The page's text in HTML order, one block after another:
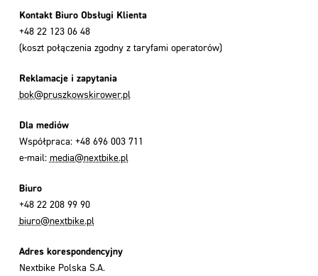
Kontakt Biuro Obsługi Klienta
+48 22 123 06 48
(koszt połączenia zgodny z taryfami operatorów)
Reklamacje i zapytania
bok@pruszkowskirower.pl
Dla mediów
Współpraca: +48 696 003 711
e-mail: media@nextbike.pl
Biuro
+48 22 208 99 90
biuro@nextbike.pl
Adres korespondencyjny
Nextbike Polska S.A.